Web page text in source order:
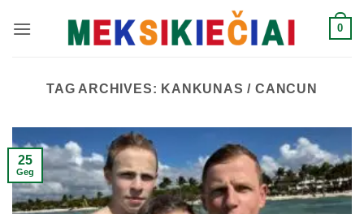
0
TAG ARCHIVES: KANKUNAS / CANCUN
25
Geg